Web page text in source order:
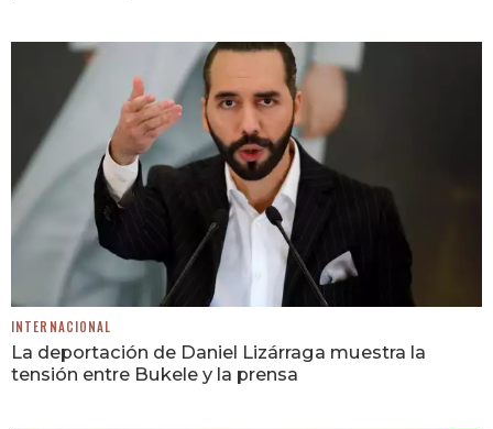
INTERNACIONAL
La deportación de Daniel Lizárraga muestra la
tensión entre Bukele y la prensa